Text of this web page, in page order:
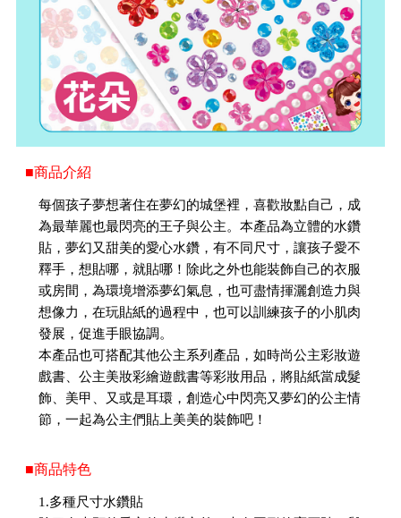
■商品介紹
每個孩子夢想著住在夢幻的城堡裡，喜歡妝點自己，成
為最華麗也最閃亮的王子與公主。本產品為立體的水鑽
貼，夢幻又甜美的愛心水鑽，有不同尺寸，讓孩子愛不
釋手，想貼哪，就貼哪！除此之外也能裝飾自己的衣服
或房間，為環境增添夢幻氣息，也可盡情揮灑創造力與
想像力，在玩貼紙的過程中，也可以訓練孩子的小肌肉
發展，促進手眼協調。
本產品也可搭配其他公主系列產品，如時尚公主彩妝遊
戲書、公主美妝彩繪遊戲書等彩妝用品，將貼紙當成髮
飾、美甲、又或是耳環，創造心中閃亮又夢幻的公主情
節，一起為公主們貼上美美的裝飾吧！
■商品特色
1.多種尺寸水鑽貼